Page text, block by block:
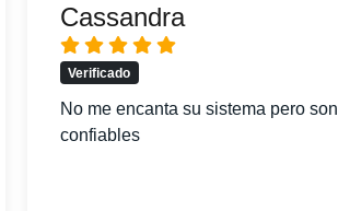
Cassandra
Verificado
No me encanta su sistema pero son
confiables